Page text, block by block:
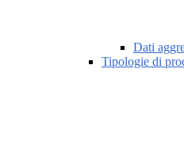
Dati
Tipologie di